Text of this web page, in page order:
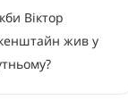
Віктор
жив у